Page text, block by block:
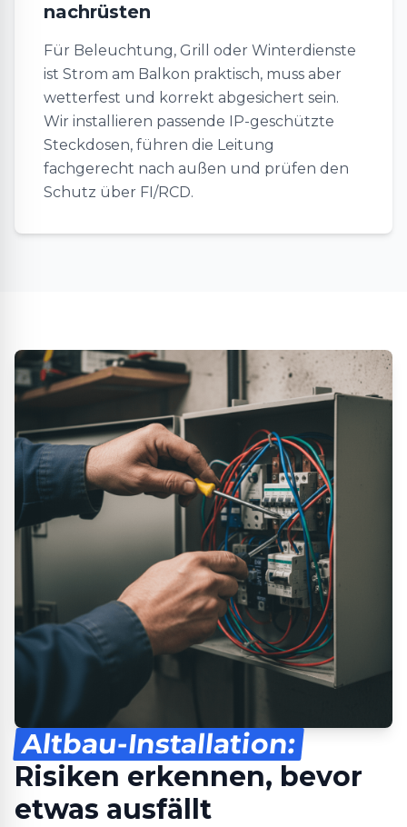
nachrüsten
Für Beleuchtung, Grill oder Winterdienste
ist Strom am Balkon praktisch, muss aber
wetterfest und korrekt abgesichert sein.
Wir installieren passende IP-geschützte
Steckdosen, führen die Leitung
fachgerecht nach außen und prüfen den
Schutz über FI/RCD.
Altbau-Installation:
Risiken erkennen, bevor
etwas ausfällt